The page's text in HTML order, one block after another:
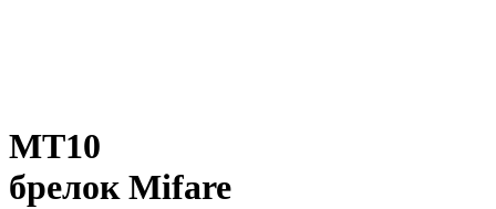
MT10
брелок Mifare